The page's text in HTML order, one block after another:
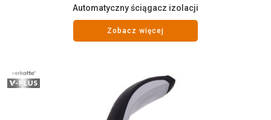
Automatyczny ściągacz izolacji
Zobacz więcej